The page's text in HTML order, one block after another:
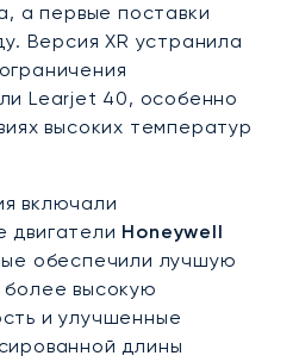
а первые поставки
Версия XR устранила
Learjet 40, особенно
высоких температур
включали
двигатели Honeywell
обеспечили лучшую
высокую
и улучшенные
длины